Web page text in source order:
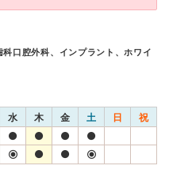
口腔外科、インプラント、ホワイ
水 木 金 土 日 祝